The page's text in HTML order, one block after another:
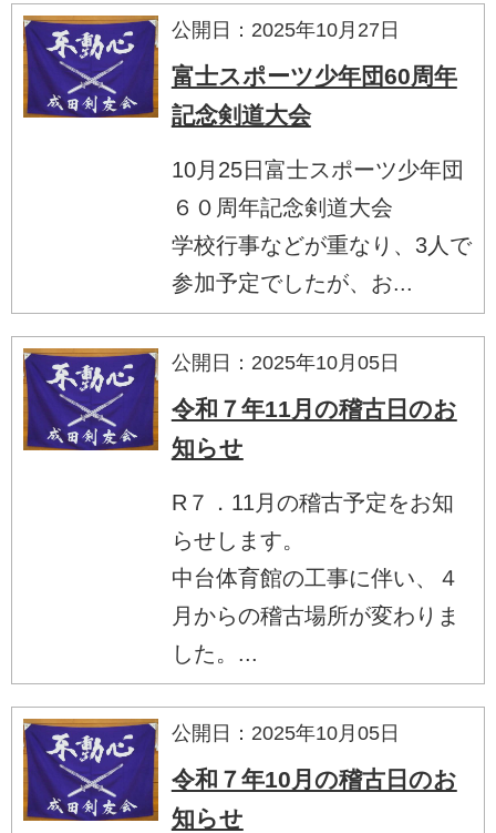
公開日：2025年10月27日
富士スポーツ少年団60周年
記念剣道大会
10月25日富士スポーツ少年団
６０周年記念剣道大会
学校行事などが重なり、3人で
参加予定でしたが、お...
公開日：2025年10月05日
令和７年11月の稽古日のお
知らせ
R７．11月の稽古予定をお知
らせします。
中台体育館の工事に伴い、４
月からの稽古場所が変わりま
した。...
公開日：2025年10月05日
令和７年10月の稽古日のお
知らせ